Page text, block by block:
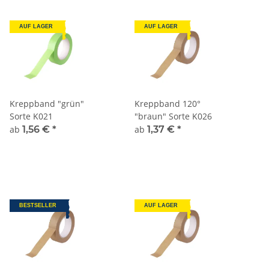
AUF LAGER
Kreppband "grün"
Sorte K021
ab 1,56 € *
AUF LAGER
Kreppband 120°
"braun" Sorte K026
ab 1,37 € *
BESTSELLER AUF LAGER